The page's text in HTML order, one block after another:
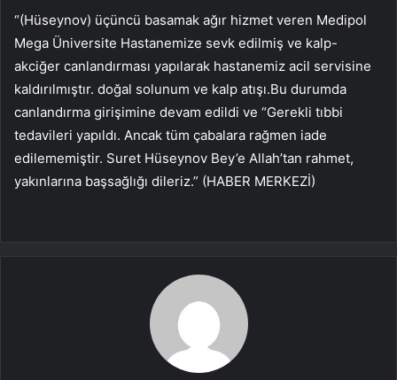
“(Hüseynov) üçüncü basamak ağır hizmet veren Medipol
Mega Üniversite Hastanemize sevk edilmiş ve kalp-
akciğer canlandırması yapılarak hastanemiz acil servisine
kaldırılmıştır. doğal solunum ve kalp atışı.Bu durumda
canlandırma girişimine devam edildi ve “Gerekli tıbbi
tedavileri yapıldı. Ancak tüm çabalara rağmen iade
edilememiştir. Suret Hüseynov Bey’e Allah’tan rahmet,
yakınlarına başsağlığı dileriz.” (HABER MERKEZİ)